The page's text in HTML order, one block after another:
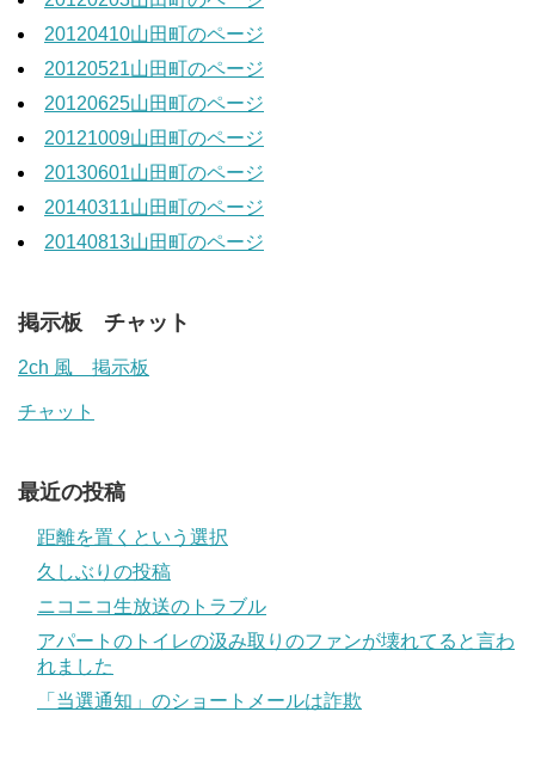
20120410山田町のページ
20120521山田町のページ
20120625山田町のページ
20121009山田町のページ
20130601山田町のページ
20140311山田町のページ
20140813山田町のページ
掲示板 チャット
2ch 風 掲示板
チャット
最近の投稿
距離を置くという選択
久しぶりの投稿
ニコニコ生放送のトラブル
アパートのトイレの汲み取りのファンが壊れてると言わ
れました
「当選通知」のショートメールは詐欺